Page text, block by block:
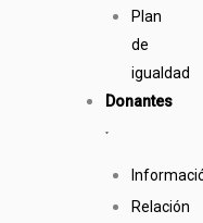
Plan
de
igualdad
Donantes
Relación